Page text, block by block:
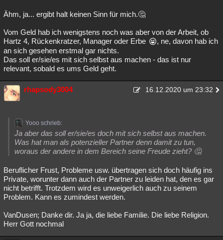
Ähm, ja... ergibt halt keinen Sinn für mich.🤔
Vom Geld hab ich wenigstens noch was aber von der Arbeit, ob
Hartz 4, Rückenkratzer, Manager oder Erbe
, ne, davon hab ich
an sich gesehen erstmal gar nichts.
Das soll er/sie/es mit sich selbst aus machen - das ist nur
relevant, sobald es ums Geld geht.
rhapsody3004 16.12.2020 um 23:32
Yooo schrieb:
Ja aber das soll er/sie/es doch mit sich selbst aus machen.
Was hat man als potenzieller Partner denn damit zu tun,
woraus der andere in dem Bereich seine Freude zieht? 🤔
Beruflicher Frust, Probleme usw. übertragen sich doch häufig ins
Private, worunter dann auch der Partner zu leiden hat, den es gar
nicht betrifft. Trotzdem wird es unweigerlich auch zu seinem
Problem. Kann es zumindest werden.
VanDusen; Danke dir. Ja ja, die liebe Familie. Die liebe Religion.
Herr Gott nochmal